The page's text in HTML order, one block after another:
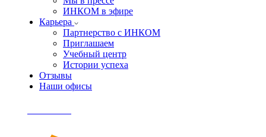
ИНКОМ в эфире
Карьера
Партнерство с ИНКОМ
Приглашаем
Учебный центр
Истории успеха
Отзывы
Наши офисы